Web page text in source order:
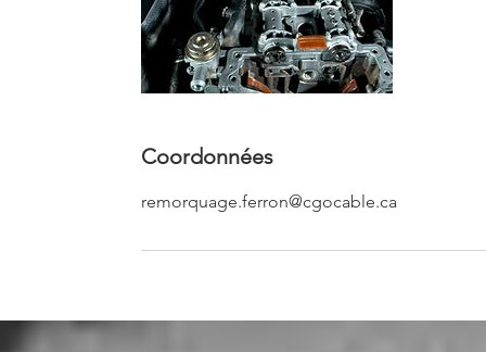
Coordonnées
remorquage.ferron@cgocable.ca